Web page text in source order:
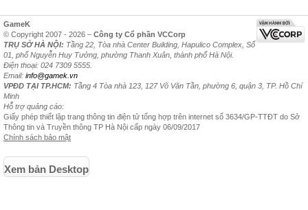
GameK
© Copyright 2007 - 2026 – Công ty Cổ phần VCCorp
TRỤ SỞ HÀ NỘI: Tầng 22, Tòa nhà Center Building, Hapulico Complex, Số
01, phố Nguyễn Huy Tưởng, phường Thanh Xuân, thành phố Hà Nội.
Điện thoại: 024 7309 5555.
Email: info@gamek.vn
VPĐD TẠI TP.HCM: Tầng 4 Tòa nhà 123, 127 Võ Văn Tần, phường 6, quận 3, TP. Hồ Chí
Minh
Hỗ trợ quảng cáo:
Giấy phép thiết lập trang thông tin điện tử tổng hợp trên internet số 3634/GP-TTĐT do Sở
Thông tin và Truyền thông TP Hà Nội cấp ngày 06/09/2017
Chính sách bảo mật
Xem bản Desktop